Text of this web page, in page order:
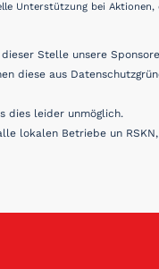
Unterstützung bei Aktionen,
Stelle unsere
diese aus
dies leider unmöglich.
lokalen Betriebe un